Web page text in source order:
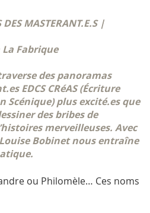
DES MASTERANT.E.S |
Fabrique
des panoramas
EDCS CRéAS (Écriture
Scénique) plus excité.es que
des bribes de
merveilleuses. Avec
Bobinet nous entraîne
ou Philomèle… Ces noms